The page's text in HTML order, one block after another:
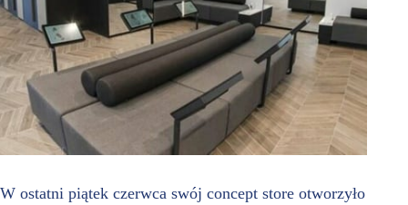
W ostatni piątek czerwca swój concept store otworzyło